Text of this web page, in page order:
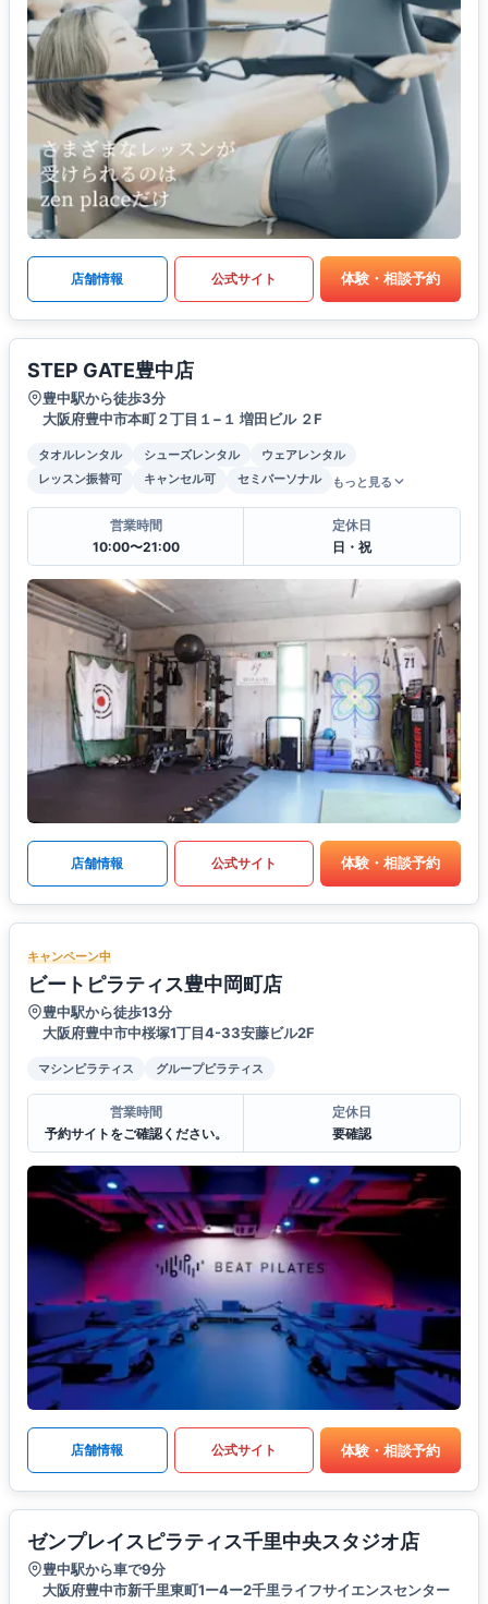
店舗情報 公式サイト 体験・相談予約
STEP GATE豊中店
豊中駅から徒歩3分
大阪府豊中市本町２丁目１−１ 増田ビル ２F
タオルレンタル シューズレンタル
ウェアレンタル
レッスン振替可
キャンセル可 セミパーソナル もっと見る
営業時間
10:00〜21:00
定休日
日・祝
店舗情報 公式サイト 体験・相談予約
キャンペーン中
ビートピラティス豊中岡町店
豊中駅から徒歩13分
大阪府豊中市中桜塚1丁目4-33安藤ビル2F
マシンピラティス グループピラティス
営業時間
予約サイトをご確認ください。
定休日
要確認
店舗情報 公式サイト 体験・相談予約
ゼンプレイスピラティス千里中央スタジオ店
豊中駅から車で9分
大阪府豊中市新千里東町1ー4ー2千里ライフサイエンスセンター